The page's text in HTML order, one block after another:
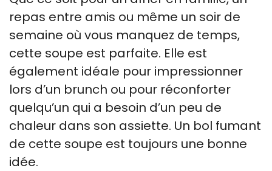
repas entre amis ou même un soir de
semaine où vous manquez de temps,
cette soupe est parfaite. Elle est
également idéale pour impressionner
lors d’un brunch ou pour réconforter
quelqu’un qui a besoin d’un peu de
chaleur dans son assiette. Un bol fumant
de cette soupe est toujours une bonne
idée.